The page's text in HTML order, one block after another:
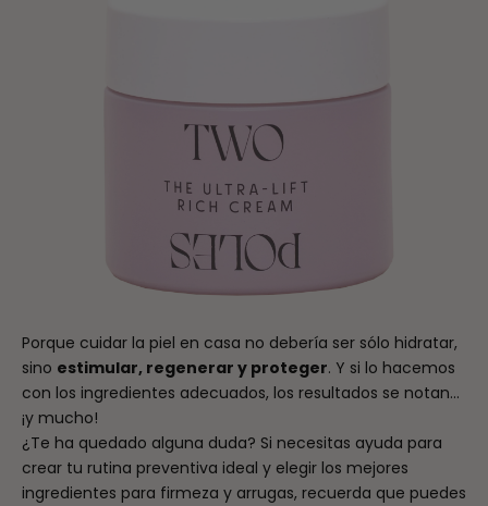
Porque cuidar la piel en casa no debería ser sólo hidratar,
sino estimular, regenerar y proteger. Y si lo hacemos
con los ingredientes adecuados, los resultados se notan…
¡y mucho!
¿Te ha quedado alguna duda? Si necesitas ayuda para
crear tu rutina preventiva ideal y elegir los mejores
ingredientes para firmeza y arrugas, recuerda que puedes